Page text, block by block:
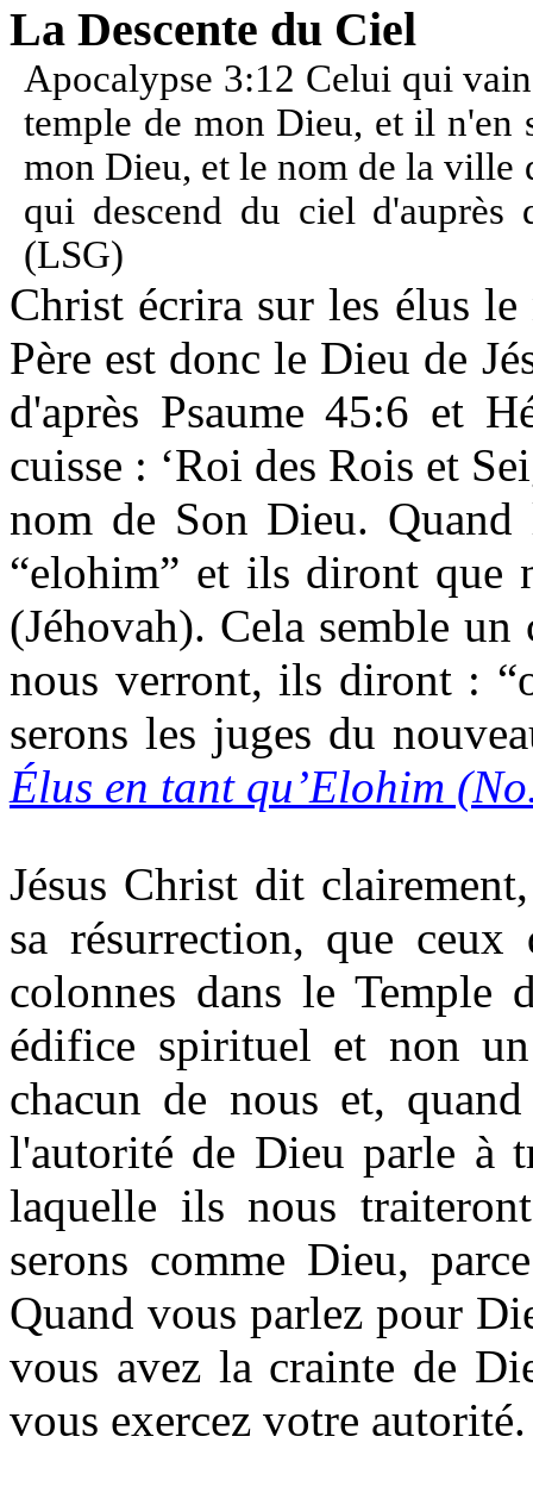
La Descente du Ciel
Apocalypse 3:12 Celui qui
temple de mon Dieu, et il
mon Dieu, et le nom de la ville
qui descend du ciel
(LSG)
Christ écrira sur les élus
Père est donc le Dieu de
d'après Psaume 45:6 et
cuisse : ‘Roi des Rois et
nom de Son Dieu.
“elohim” et ils diront que
(Jéhovah). Cela semble
nous verront, ils diront :
serons les juges du
Élus en tant qu’Elohim
Jésus Christ dit
sa résurrection, que
colonnes dans le Temple
édifice spirituel et non
chacun de nous et,
l'autorité de Dieu parle à
laquelle ils nous
serons comme Dieu,
Quand vous parlez pour
vous avez la crainte de
vous exercez votre autorité.